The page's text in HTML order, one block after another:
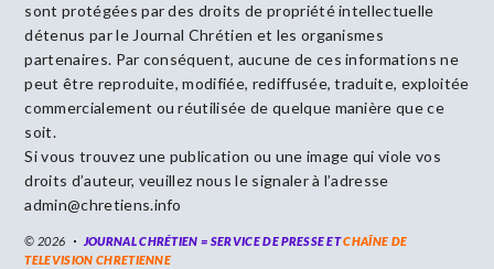
sont protégées par des droits de propriété intellectuelle
détenus par le Journal Chrétien et les organismes
partenaires. Par conséquent, aucune de ces informations ne
peut être reproduite, modifiée, rediffusée, traduite, exploitée
commercialement ou réutilisée de quelque manière que ce
soit.
Si vous trouvez une publication ou une image qui viole vos
droits d’auteur, veuillez nous le signaler à l’adresse
admin@chretiens.info
© 2026 JOURNAL CHRÉTIEN = SERVICE DE PRESSE ETCHAÎNE DE
TELEVISION CHRETIENNE